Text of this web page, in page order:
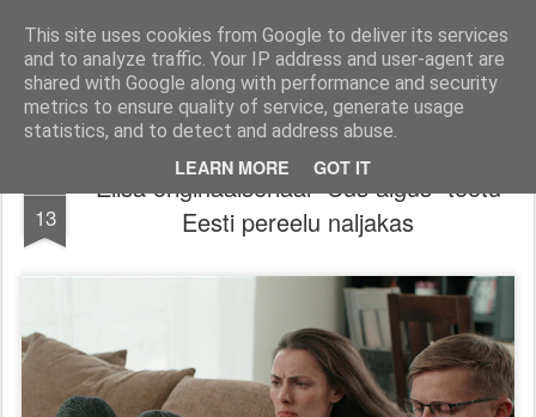
This site uses cookies from Google to deliver its services
and to analyze traffic. Your IP address and user-agent are
shared with Google along with performance and security
metrics to ensure quality of service, generate usage
statistics, and to detect and address abuse.
LEARN MORE GOT IT
Filmid, mängud ja muu huvitav! Filmi-, mängu- ja tootearvustused, TOP nimekirjad ja palju muud huvitavat.
Pages
13
Elisa originaalseriaal "Uus algus" töötu
Eesti pereelu naljakas